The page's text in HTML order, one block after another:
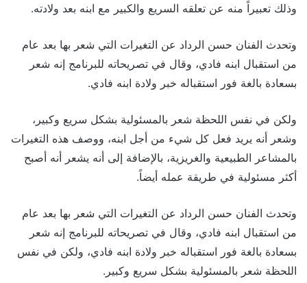
وذلك تعبيراً منه عن تعلقه السريع والكبير مع ابنه بعد ولادته.
وتحدث الفنان حسن الرداد عن التغيرات التي شعر بها بعد عام
من استقبال ابنه فادي، وقال في تصريحاته للبرنامج إنه شعر
بسعادة بالغة فور استقباله خبر ولادة ابنه فادي.
ولكن في نفس اللحظة شعر بالمسئولية بشكل سريع وكبير،
وشعر أنه يريد فعل كل شيء من أجل ابنه، ووصف هذه التغيرات
بالمشاعر الطبيعية والغريزية، بالإضافة إلى أنه يشعر أنه أصبح
أكثر مسئولية في طريقة عمله أيضاً.
وتحدث الفنان حسن الرداد عن التغيرات التي شعر بها بعد عام
من استقبال ابنه فادي، وقال في تصريحاته للبرنامج إنه شعر
بسعادة بالغة فور استقباله خبر ولادة ابنه فادي، ولكن في نفس
اللحظة شعر بالمسئولية بشكل سريع وكبير.